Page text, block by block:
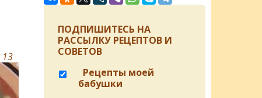
13
ПОДПИШИТЕСЬ НА
РАССЫЛКУ РЕЦЕПТОВ И
СОВЕТОВ
Рецепты моей
бабушки